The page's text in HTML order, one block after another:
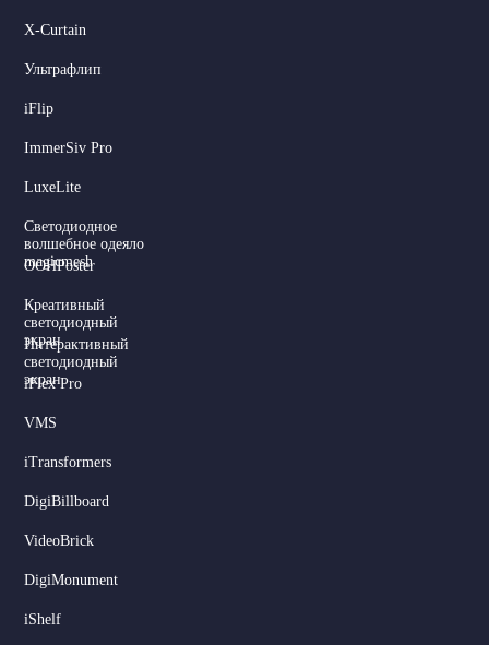
X-Curtain
Ультрафлип
iFlip
ImmerSiv Pro
LuxeLite
Светодиодное
волшебное одеяло
magicmesh
OOHPoster
Креативный
светодиодный
экран
Интерактивный
светодиодный
экран
iFlex Pro
VMS
iTransformers
DigiBillboard
VideoBrick
DigiMonument
iShelf
Dutch
Serbian